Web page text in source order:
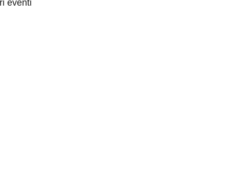
eventi